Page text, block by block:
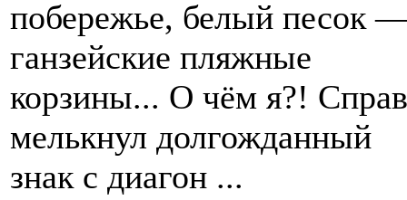
побережье, белый песок
ганзейские пляжные
корзины... О чём я?!
мелькнул долгожданный
знак с диагон ...